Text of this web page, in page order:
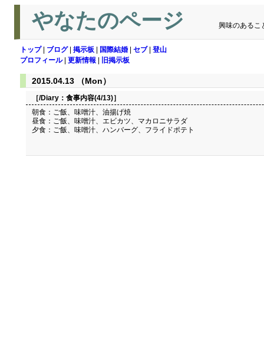
やなたのページ 興味のあるこ
トップ| ブログ| 掲示板 国際結婚 セブ| 登山
プロフィール| 更新情報 旧掲示板
2015.04.13 （Mon）
［/Diary： 食事内容(4/13)］
朝食：ご飯、味噌汁、油揚げ焼
昼食：ご飯、味噌汁、エビカツ、マカロニサラダ
夕食：ご飯、味噌汁、ハンバーグ、フライドポテト